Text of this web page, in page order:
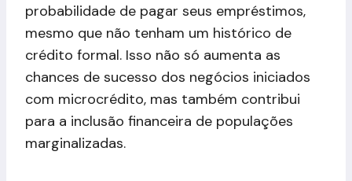
probabilidade de pagar seus empréstimos,
mesmo que não tenham um histórico de
crédito formal. Isso não só aumenta as
chances de sucesso dos negócios iniciados
com microcrédito, mas também contribui
para a inclusão financeira de populações
marginalizadas.